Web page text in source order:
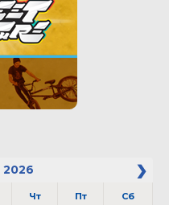
2026
Чт Пт Сб